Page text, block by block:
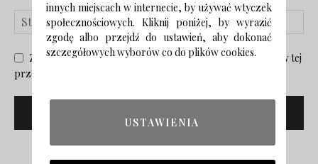
Zapisz moje nazwisko, adres e-mail i stronę internetową w tej
przeglądarce na następny raz, gdy skomentuję.
innych miejscach w internecie, by używać wtyczek
społecznościowych. Kliknij poniżej, by wyrazić
zgodę albo przejdź do ustawień, aby dokonać
szczegółowych wyborów co do plików cookies.
USTAWIENIA